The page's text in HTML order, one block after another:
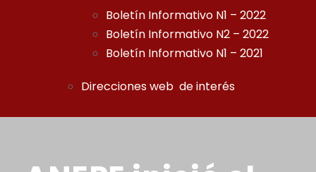
Boletín Informativo N1 – 2022
Boletín Informativo N2 – 2022
Boletín Informativo N1 – 2021
Direcciones web de interés